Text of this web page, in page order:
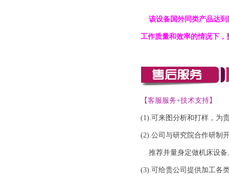
该设备国外同类产品达
工作质量和效率的情况下
【客服服务+技术支持】
(1).可来图分析和打样，为
(2).公司与研究院合作研制
推荐并量身定做机床设备
(3).可给贵公司提供加工各